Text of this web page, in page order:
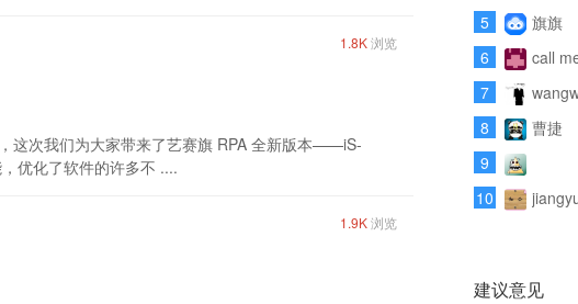
1.8K浏览
这次我们为大家带来了艺赛旗 RPA 全新版本——iS-
优化了软件的许多不 ....
1.9K浏览
5
旗旗
6
call
7
8
曹捷
9
10
建议意见